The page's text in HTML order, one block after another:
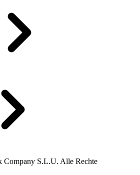
S.L.U. Alle Rechte